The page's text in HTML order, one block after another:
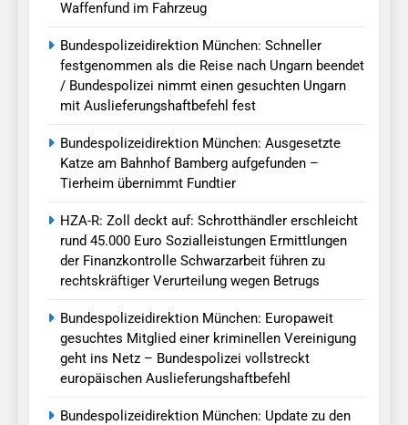
Waffenfund im Fahrzeug
Bundespolizeidirektion München: Schneller
festgenommen als die Reise nach Ungarn beendet
/ Bundespolizei nimmt einen gesuchten Ungarn
mit Auslieferungshaftbefehl fest
Bundespolizeidirektion München: Ausgesetzte
Katze am Bahnhof Bamberg aufgefunden –
Tierheim übernimmt Fundtier
HZA-R: Zoll deckt auf: Schrotthändler erschleicht
rund 45.000 Euro Sozialleistungen Ermittlungen
der Finanzkontrolle Schwarzarbeit führen zu
rechtskräftiger Verurteilung wegen Betrugs
Bundespolizeidirektion München: Europaweit
gesuchtes Mitglied einer kriminellen Vereinigung
geht ins Netz – Bundespolizei vollstreckt
europäischen Auslieferungshaftbefehl
Bundespolizeidirektion München: Update zu den